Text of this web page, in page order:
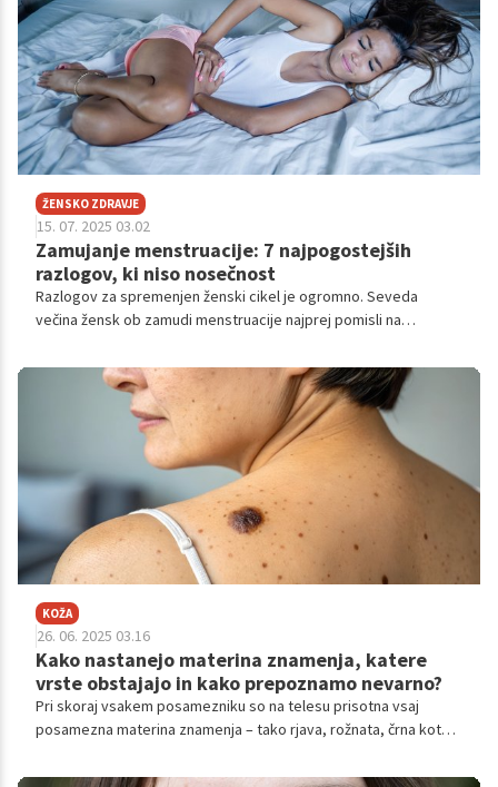
ŽENSKO ZDRAVJE
15. 07. 2025 03.02
Zamujanje menstruacije: 7 najpogostejših
razlogov, ki niso nosečnost
Razlogov za spremenjen ženski cikel je ogromno. Seveda
večina žensk ob zamudi menstruacije najprej pomisli na
sedem najpogostejših razlogov.
KOŽA
26. 06. 2025 03.16
Kako nastanejo materina znamenja, katere
vrste obstajajo in kako prepoznamo nevarno?
Pri skoraj vsakem posamezniku so na telesu prisotna vsaj
posamezna materina znamenja – tako rjava, rožnata, črna kot
predstavlja neposrednega tveganja, je ključnega pomena